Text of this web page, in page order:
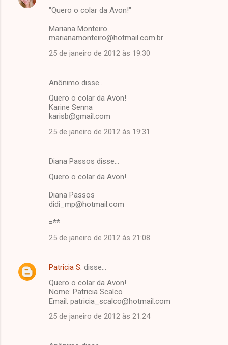
"Quero o colar da Avon!"
Mariana Monteiro
marianamonteiro@hotmail.com.br
25 de janeiro de 2012 às 19:30
Anônimo disse…
Quero o colar da Avon!
Karine Senna
karisb@gmail.com
25 de janeiro de 2012 às 19:31
Diana Passos disse…
Quero o colar da Avon!
Diana Passos
didi_mp@hotmail.com
=**
25 de janeiro de 2012 às 21:08
Patricia S. disse…
Quero o colar da Avon!
Nome: Patricia Scalco
Email: patricia_scalco@hotmail.com
25 de janeiro de 2012 às 21:24